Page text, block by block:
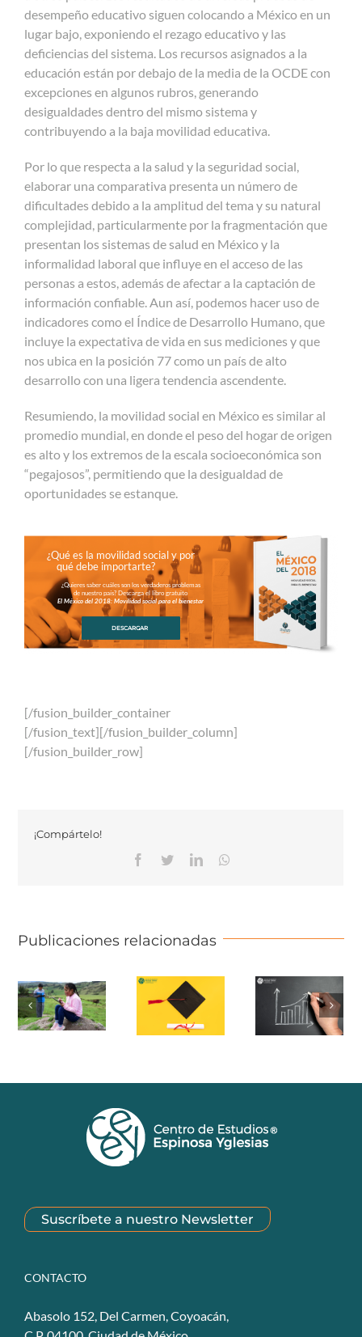
desempeño educativo siguen colocando a México en un
lugar bajo, exponiendo el rezago educativo y las
deficiencias del sistema. Los recursos asignados a la
educación están por debajo de la media de la OCDE con
excepciones en algunos rubros, generando
desigualdades dentro del mismo sistema y
contribuyendo a la baja movilidad educativa.
Por lo que respecta a la salud y la seguridad social,
elaborar una comparativa presenta un número de
dificultades debido a la amplitud del tema y su natural
complejidad, particularmente por la fragmentación que
presentan los sistemas de salud en México y la
informalidad laboral que influye en el acceso de las
personas a estos, además de afectar a la captación de
información confiable. Aun así, podemos hacer uso de
indicadores como el Índice de Desarrollo Humano, que
incluye la expectativa de vida en sus mediciones y que
nos ubica en la posición 77 como un país de alto
desarrollo con una ligera tendencia ascendente.
Resumiendo, la movilidad social en México es similar al
promedio mundial, en donde el peso del hogar de origen
es alto y los extremos de la escala socioeconómica son
“pegajosos”, permitiendo que la desigualdad de
oportunidades se estanque.
¿Qué es la movilidad social y por
qué debe importarte?
¿Quieres saber cuáles son los verdaderos problemas
de nuestro país? Descarga el libro gratuito
El México del 2018: Movilidad social para el bienestar
DESCARGAR
[/fusion_builder_container
[/fusion_text][/fusion_builder_column]
[/fusion_builder_row]
¡Compártelo!
Facebook
TwitterLinkedinWhatsapp
Publicaciones relacionadas
Suscríbete a nuestro Newsletter
CONTACTO
Abasolo 152, Del Carmen, Coyoacán,